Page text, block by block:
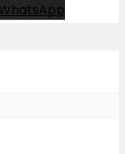
WhatsApp